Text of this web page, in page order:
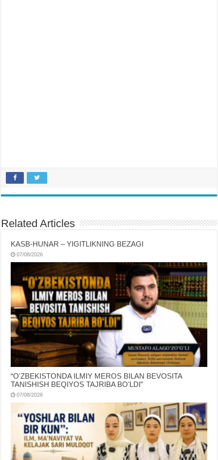
Related Articles
KASB-HUNAR – YIGITLIKNING BEZAGI
07/08/2026
“OʻZBEKISTONDA ILMIY MEROS BILAN BEVOSITA
TANISHISH BEQIYOS TAJRIBA BOʻLDI”
07/08/2026